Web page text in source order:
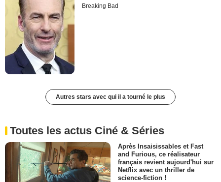
Breaking Bad
Autres stars avec qui il a tourné le plus
Toutes les actus Ciné & Séries
Après Insaisissables et Fast
and Furious, ce réalisateur
français revient aujourd'hui sur
Netflix avec un thriller de
science-fiction !